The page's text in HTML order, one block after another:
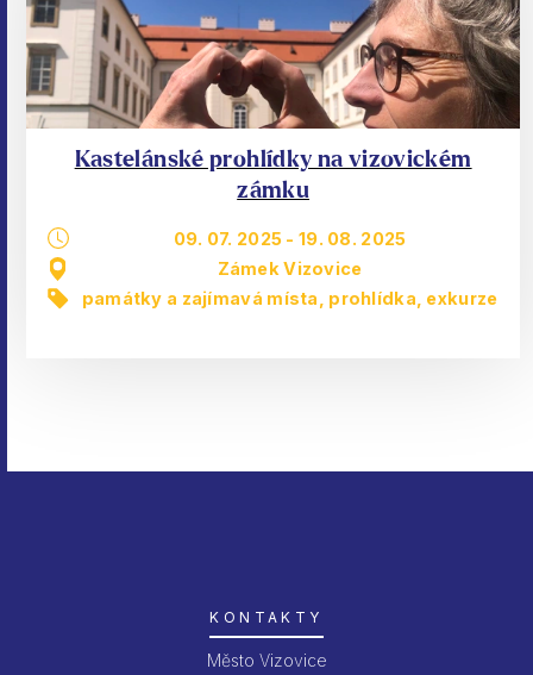
Kastelánské prohlídky na vizovickém
zámku
09. 07. 2025 -19. 08. 2025
Zámek Vizovice
památky a zajímavá místa
prohlídka, exkurze
KONTAKTY
Město Vizovice